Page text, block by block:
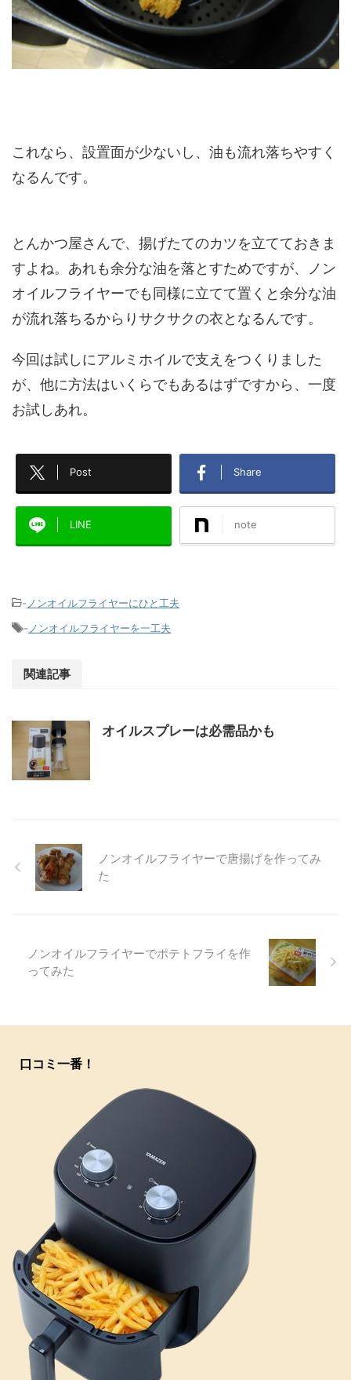
これなら、 設置面が少ないし、油も流れ落ちやすく
なるんです。
とんかつ屋さんで、揚げたてのカツを立てておきま
すよね。あれも余分な油を落とすためですが、ノン
オイルフライヤーでも同様に立てて置くと余分な油
が流れ落ちるからりサクサクの衣となるんです。
今回は試しにアルミホイルで支えをつくりました
が、他に方法はいくらでもあるはずですから、一度
お試しあれ。
Post Share
LINE note
-ノンオイルフライヤーにひと工夫
-ノンオイルフライヤーを一工夫
関連記事
オイルスプレーは必需品かも
ノンオイルフライヤーで唐揚げを作ってみ
た
ノンオイルフライヤーでポテトフライを作
ってみた
口コミ一番！